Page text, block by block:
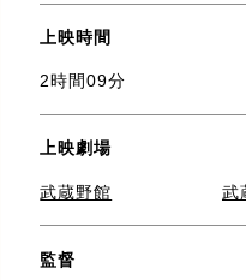
上映時間
2時間09分
上映劇場
武蔵野館 武
監督